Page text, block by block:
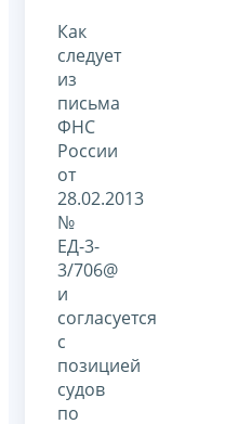
Как
следует
из
письма
ФНС
России
от
28.02.2013
№
ЕД-3-
3/706@
и
согласуется
с
позицией
судов
по